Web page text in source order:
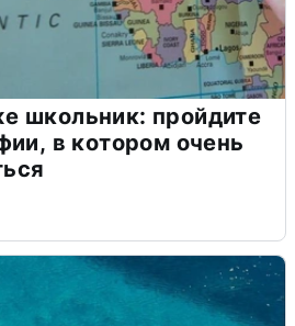
школьник: пройдите
в котором очень